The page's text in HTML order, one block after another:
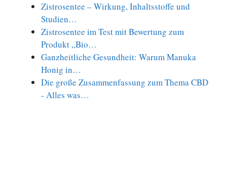
Zistrosentee – Wirkung, Inhaltsstoffe und
Studien…
Zistrosentee im Test mit Bewertung zum
Produkt „Bio…
Ganzheitliche Gesundheit: Warum Manuka
Honig in…
Die große Zusammenfassung zum Thema CBD
- Alles was…